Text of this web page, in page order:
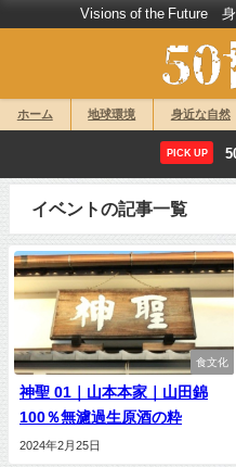
Visions of the Future 身
ホーム 地球環境 身近な自然
PICK UP
イベントの記事一覧
食文化
神聖 01｜山本本家｜山田錦
100％無濾過生原酒の粋
2024年2月25日